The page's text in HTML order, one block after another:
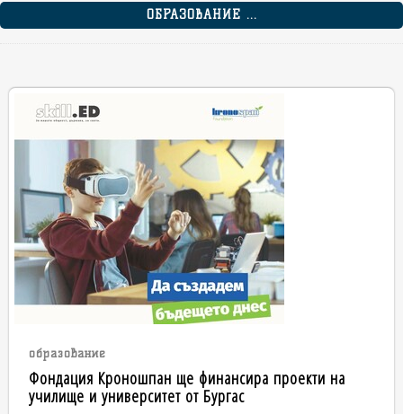
ОБРАЗОВАНИЕ ...
образование
Фондация Кроношпан ще финансира проекти на
училище и университет от Бургас